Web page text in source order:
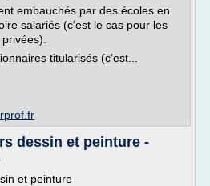
embauchés par des écoles en
salariés (c'est le cas pour les
titularisés (c'est...
dessin et peinture -
et peinture